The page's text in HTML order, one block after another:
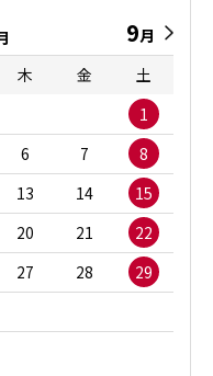
9月
木 金
土
1
6 7
8
13 14
15
20 21
22
27 28
29